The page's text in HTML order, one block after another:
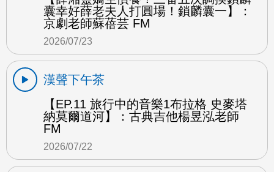
囊幸好薛老夫人打圓場！鎖麟囊一】：
京劇老師蘇蓓芸 FM
2026/07/23
漢聲下午茶
【EP.11 旅行中的音樂1布拉格 史麥塔
納莫爾道河】：古典吉他楊昱泓老師
FM
2026/07/22